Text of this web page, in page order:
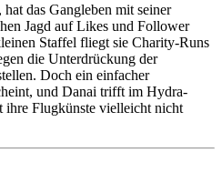
das Gangleben mit seiner
Jagd auf Likes und Follower
Staffel fliegt sie Charity-Runs
die Unterdrückung der
Doch ein einfacher
und Danai trifft im Hydra-
ihre Flugkünste vielleicht nicht